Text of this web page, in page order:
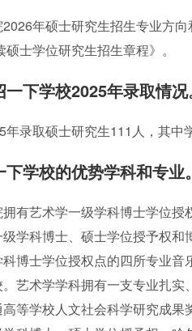
年硕士研究生招生专业方
士学位研究生招生章程》。
下学校2025年录取情况
年录取硕士研究生111人，其中
学校的优势学科和专业。
有艺术学一级学科博士学位授
学科博士、硕士学位授予权
博士学位授权点的四所专业
艺术学学科拥有一支专业扎
等学校人文社会科学研究成